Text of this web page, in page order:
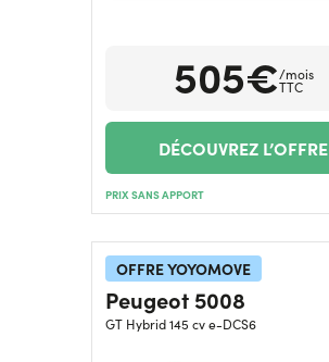
505€/mois
TTC
DÉCOUVREZ L’OFFRE
PRIX SANS APPORT
OFFRE YOYOMOVE
Peugeot 5008
GT Hybrid 145 cv e-DCS6